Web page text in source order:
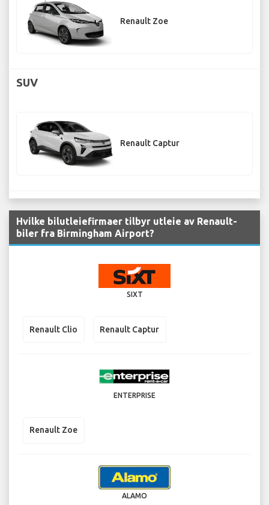
Renault Zoe
SUV
Renault Captur
Hvilke bilutleiefirmaer tilbyr utleie av Renault-
biler fra Birmingham Airport?
SIXT
Renault Clio Renault Captur
ENTERPRISE
Renault Zoe
ALAMO